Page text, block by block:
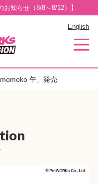
お知らせ（8/8～8/12）】
English
午」発売